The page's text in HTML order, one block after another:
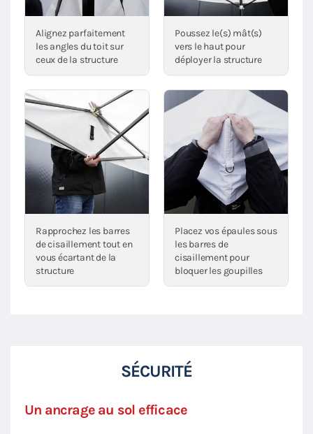
Alignez parfaitement
les angles du toit sur
ceux de la structure
Poussez le(s) mât(s)
vers le haut pour
déployer la structure
Rapprochez les barres
de cisaillement tout en
vous écartant de la
structure
Placez vos épaules sous
les barres de
cisaillement pour
bloquer les goupilles
SÉCURITÉ
Un ancrage au sol efficace